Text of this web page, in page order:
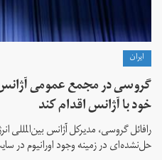
ايران
گروسی در مجمع عمومی
خود با آژانس اقدام کند
رافائل گروسی، مدیرکل آژانس بین‌المللی
حل‌نشده‌ای در زمینه وجود اورانیوم در